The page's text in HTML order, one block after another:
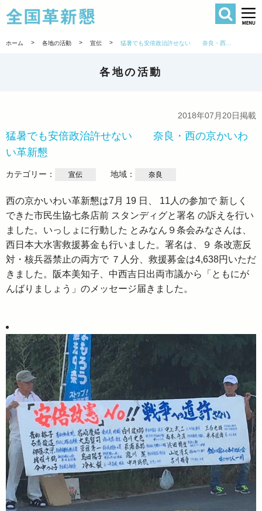
全国革新懇
検索
ホーム > 各地の活動 > 宣伝 >
各地の活動
2018年07月20日掲載
猛暑でも安倍政治許せない 奈良・西の京かいわ
い革新懇
カテゴリー： 宣伝 地域： 奈良
西の京かいわい革新懇は7月 19 日、 11人の参加で 新しく
できた市民生協七条店前 スタンディグと署名 の訴えを行い
ました。いっしょに行動した とみなん９条会みなさんは、
西日本大水害救援募金も行いました。署名は、９ 条改憲反
対・核兵器禁止の両方で ７人分、救援募金は4,638円いただ
きました。阪本美知子、中西吉日出両市議から「ともにが
んばりましょう」のメッセージ届きました。